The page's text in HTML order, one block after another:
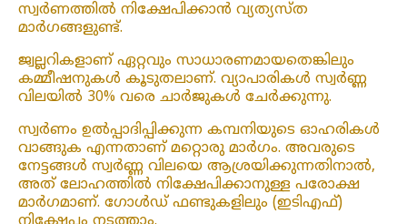
സ്വർണത്തിൽ നിക്ഷേപിക്കാൻ വ്യത്യസ്ത
മാർഗങ്ങളുണ്ട്.
ജ്വല്ലറികളാണ് ഏറ്റവും സാധാരണമായതെങ്കിലും
കമ്മീഷനുകൾ കൂടുതലാണ്. വ്യാപാരികൾ സ്വർണ്ണ
വിലയിൽ 30% വരെ ചാർജുകൾ ചേർക്കുന്നു.
സ്വർണം ഉൽപ്പാദിപ്പിക്കുന്ന കമ്പനിയുടെ ഓഹരികൾ
വാങ്ങുക എന്നതാണ് മറ്റൊരു മാർഗം. അവരുടെ
നേട്ടങ്ങൾ സ്വർണ്ണ വിലയെ ആശ്രയിക്കുന്നതിനാൽ,
അത് ലോഹത്തിൽ നിക്ഷേപിക്കാനുള്ള പരോക്ഷ
മാർഗമാണ്. ഗോൾഡ് ഫണ്ടുകളിലും (ഇടിഎഫ്)